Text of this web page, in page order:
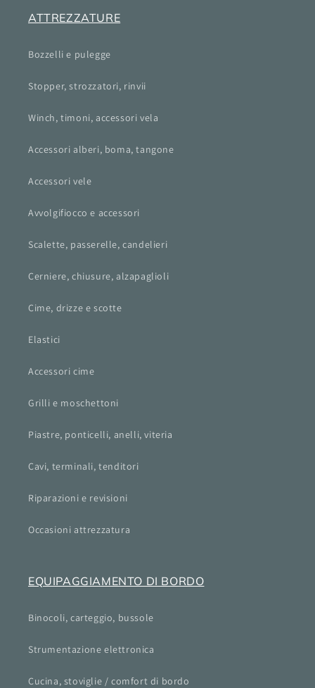
ATTREZZATURE
Bozzelli e pulegge
Stopper, strozzatori, rinvii
Winch, timoni, accessori vela
Accessori alberi, boma, tangone
Accessori vele
Avvolgifiocco e accessori
Scalette, passerelle, candelieri
Cerniere, chiusure, alzapaglioli
Cime, drizze e scotte
Elastici
Accessori cime
Grilli e moschettoni
Piastre, ponticelli, anelli, viteria
Cavi, terminali, tenditori
Riparazioni e revisioni
Occasioni attrezzatura
EQUIPAGGIAMENTO DI BORDO
Binocoli, carteggio, bussole
Strumentazione elettronica
Cucina, stoviglie / comfort di bordo